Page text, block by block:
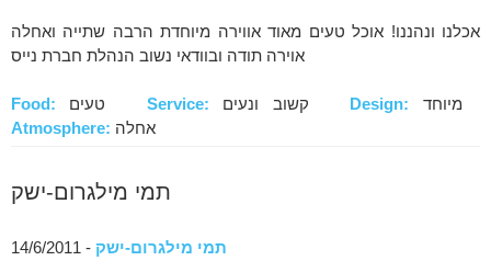
אכלנו ונהננו! אוכל טעים מאוד אווירה מיוחדת הרבה שתייה ואחלה
אוירה תודה ובוודאי נשוב הנהלת חברת נייס
Food: Service: Design:
Atmosphere: אחלה
תמי מילגרום-ישק
תמי מילגרום-ישק - 14/6/2011